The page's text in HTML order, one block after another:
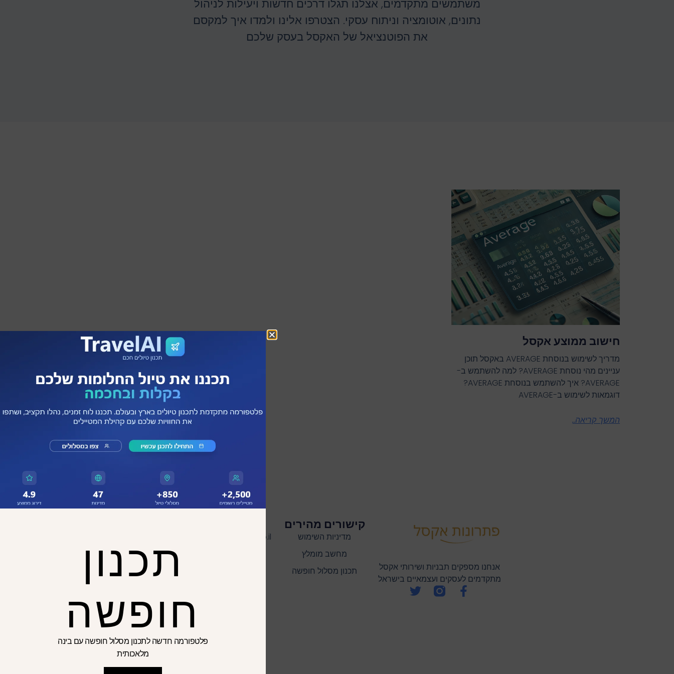
משתמשים מתקדמים, אצלנו תגלו דרכים חדשות ויעילות לניהול
נתונים, אוטומציה וניתוח עסקי. הצטרפו אלינו ולמדו איך למקסם
את הפוטנציאל של האקסל בעסק שלכם
חישוב ממוצע אקסל
מדריך לשימוש בנוסחת AVERAGE באקסל תוכן
עניינים מהי נוסחת AVERAGE? למה להשתמש ב-
AVERAGE? איך להשתמש בנוסחת AVERAGE?
דוגמאות לשימוש ב-AVERAGE
המשך קריאה..
אנחנו מספקים תבניות ושירותי אקסל
מתקדמים לעסקים ועצמאיים בישראל
קישורים מהירים
מדיניות השימוש
מחשב מומלץ
תכנון מסלול חופשה
service@excelsolutions.co.ilתכנון
חופשה
פלטפורמה חדשה לתכנון מסלול חופשה עם בינה
מלאכותית